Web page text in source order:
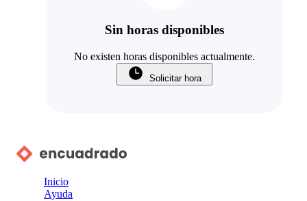
Sin horas disponibles
No existen horas disponibles actualmente.
Solicitar hora
Inicio
Ayuda